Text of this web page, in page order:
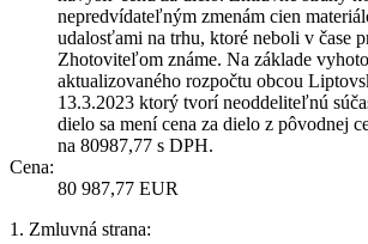
nepredvídateľným zmenám cien
udalosťami na trhu, ktoré neboli v čase
Zhotoviteľom známe. Na základe
aktualizovaného rozpočtu obcou
13.3.2023 ktorý tvorí neoddeliteľnú
dielo sa mení cena za dielo z pôvodnej
na 80987,77 s DPH.
Cena:
80 987,77 EUR
1. Zmluvná strana: